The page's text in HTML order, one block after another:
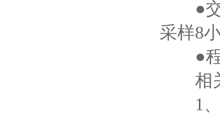
●交
采样8
●程
相关
1、